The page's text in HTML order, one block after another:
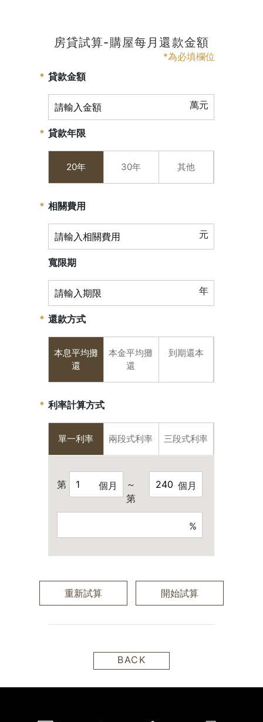
房貸試算-購屋每月還款金額
*為必填欄位
貸款金額
萬元
貸款年限
20年 30年 其他
相關費用
元
寬限期
年
還款方式
本息平均攤
還
本金平均攤
還
到期還本
利率計算方式
單一利率 兩段式利率 三段式利率
第 個月
～
第
個月
%
重新試算 開始試算
BACK